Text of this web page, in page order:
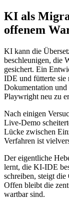
KI als
offenem
KI kann die
beschleunigen, die
gesichert. Ein
IDE und fütterte sie
Dokumentation und
Playwright neu zu
Nach einigen
Live-Demo
Lücke zwischen
Verfahren ist
Der eigentliche
lernt, die KI-IDE
schreiben, steigt
Offen bleibt die
wartbar sind.